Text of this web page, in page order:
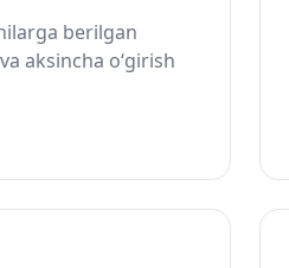
berilgan
aksincha o‘girish